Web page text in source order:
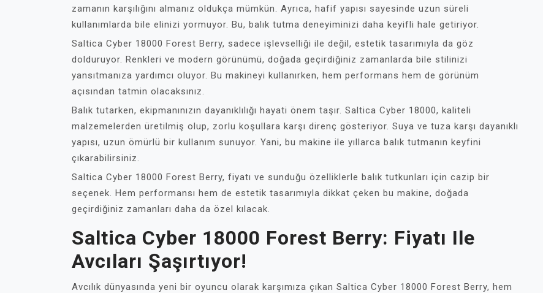
zamanın karşılığını almanız oldukça mümkün. Ayrıca, hafif yapısı sayesinde uzun süreli
kullanımlarda bile elinizi yormuyor. Bu, balık tutma deneyiminizi daha keyifli hale getiriyor.
Saltica Cyber 18000 Forest Berry, sadece işlevselliği ile değil, estetik tasarımıyla da göz
dolduruyor. Renkleri ve modern görünümü, doğada geçirdiğiniz zamanlarda bile stilinizi
yansıtmanıza yardımcı oluyor. Bu makineyi kullanırken, hem performans hem de görünüm
açısından tatmin olacaksınız.
Balık tutarken, ekipmanınızın dayanıklılığı hayati önem taşır. Saltica Cyber 18000, kaliteli
malzemelerden üretilmiş olup, zorlu koşullara karşı direnç gösteriyor. Suya ve tuza karşı dayanıklı
yapısı, uzun ömürlü bir kullanım sunuyor. Yani, bu makine ile yıllarca balık tutmanın keyfini
çıkarabilirsiniz.
Saltica Cyber 18000 Forest Berry, fiyatı ve sunduğu özelliklerle balık tutkunları için cazip bir
seçenek. Hem performansı hem de estetik tasarımıyla dikkat çeken bu makine, doğada
geçirdiğiniz zamanları daha da özel kılacak.
Saltica Cyber 18000 Forest Berry: Fiyatı Ile
Avcıları Şaşırtıyor!
Avcılık dünyasında yeni bir oyuncu olarak karşımıza çıkan Saltica Cyber 18000 Forest Berry, hem